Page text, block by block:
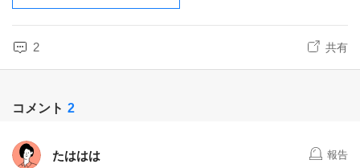
2 共有
コメント 2
たははは 報告